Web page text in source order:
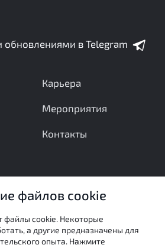
в Telegram
Карьера
Мероприятия
Контакты
сообщение
являются собственностью
файлов cookie
файлы cookie. Некоторые
а другие предназначены для
опыта. Нажмите